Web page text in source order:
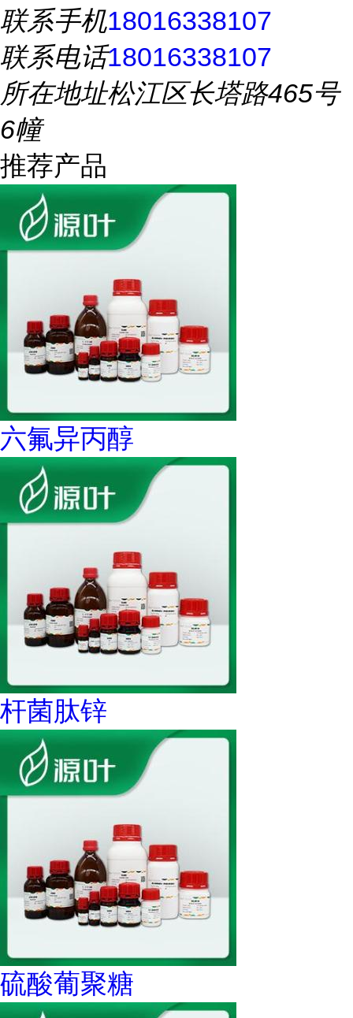
联系手机18016338107
联系电话18016338107
所在地址松江区长塔路465号
6幢
推荐产品
六氟异丙醇
杆菌肽锌
硫酸葡聚糖